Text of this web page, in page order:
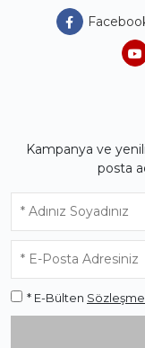
Kampanya ve
posta
* E-Bülten